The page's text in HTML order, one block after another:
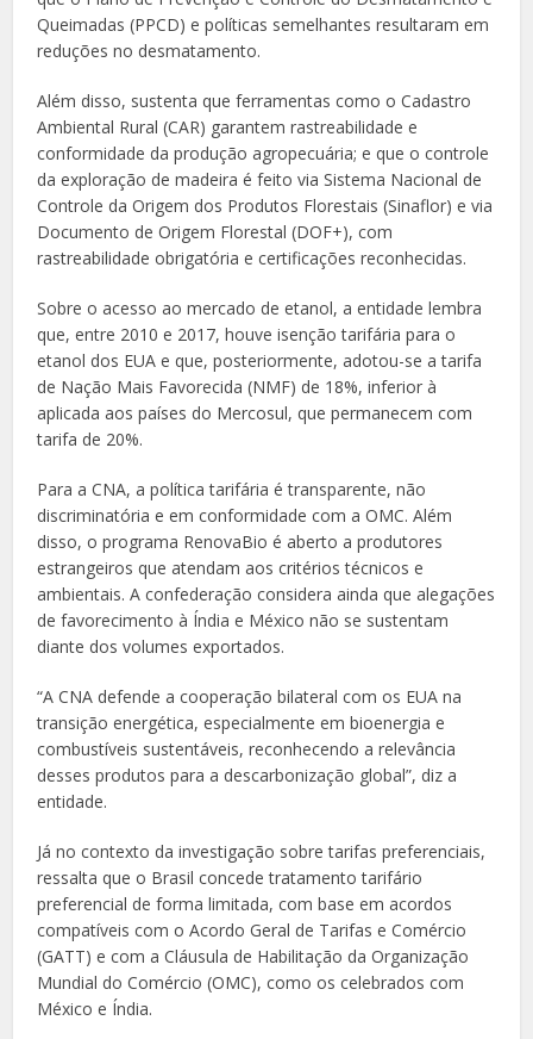
Queimadas (PPCD) e políticas semelhantes resultaram em
reduções no desmatamento.
Além disso, sustenta que ferramentas como o Cadastro
Ambiental Rural (CAR) garantem rastreabilidade e
conformidade da produção agropecuária; e que o controle
da exploração de madeira é feito via Sistema Nacional de
Controle da Origem dos Produtos Florestais (Sinaflor) e via
Documento de Origem Florestal (DOF+), com
rastreabilidade obrigatória e certificações reconhecidas.
Sobre o acesso ao mercado de etanol, a entidade lembra
que, entre 2010 e 2017, houve isenção tarifária para o
etanol dos EUA e que, posteriormente, adotou-se a tarifa
de Nação Mais Favorecida (NMF) de 18%, inferior à
aplicada aos países do Mercosul, que permanecem com
tarifa de 20%.
Para a CNA, a política tarifária é transparente, não
discriminatória e em conformidade com a OMC. Além
disso, o programa RenovaBio é aberto a produtores
estrangeiros que atendam aos critérios técnicos e
ambientais. A confederação considera ainda que alegações
de favorecimento à Índia e México não se sustentam
diante dos volumes exportados.
“A CNA defende a cooperação bilateral com os EUA na
transição energética, especialmente em bioenergia e
combustíveis sustentáveis, reconhecendo a relevância
desses produtos para a descarbonização global”, diz a
entidade.
Já no contexto da investigação sobre tarifas preferenciais,
ressalta que o Brasil concede tratamento tarifário
preferencial de forma limitada, com base em acordos
compatíveis com o Acordo Geral de Tarifas e Comércio
(GATT) e com a Cláusula de Habilitação da Organização
Mundial do Comércio (OMC), como os celebrados com
México e Índia.